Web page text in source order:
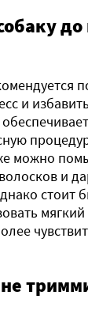
до
и
можно
и
стоит